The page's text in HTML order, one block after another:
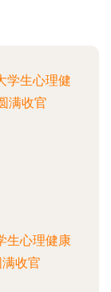
生心理健康
收官